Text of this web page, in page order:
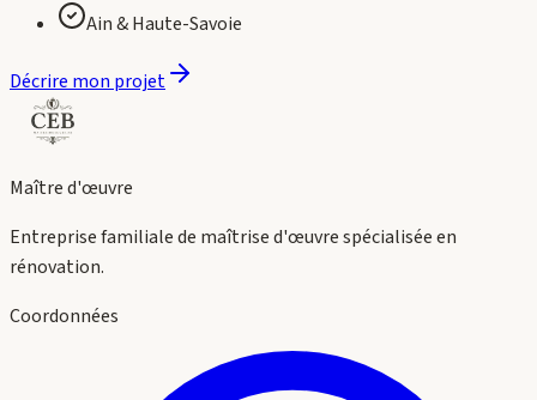
Ain & Haute-Savoie
Décrire mon projet
Maître d'œuvre
Entreprise familiale de maîtrise d'œuvre spécialisée en
rénovation.
Coordonnées